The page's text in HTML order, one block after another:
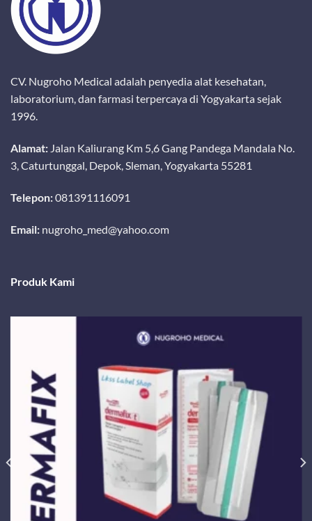
CV. Nugroho Medical adalah penyedia alat kesehatan,
laboratorium, dan farmasi terpercaya di Yogyakarta sejak
1996.
Alamat: Jalan Kaliurang Km 5,6 Gang Pandega Mandala No.
3, Caturtunggal, Depok, Sleman, Yogyakarta 55281
Telepon:081391116091
Email: nugroho_med@yahoo.com
Produk Kami